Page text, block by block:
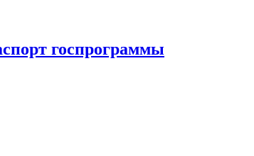
госпрограммы